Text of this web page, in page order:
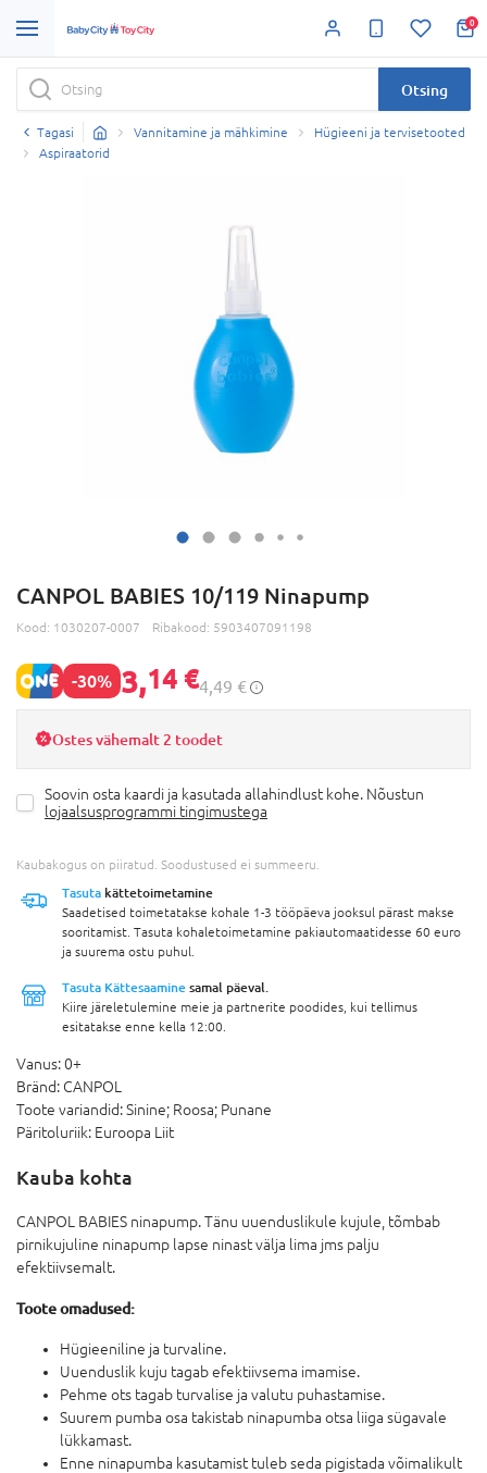
0
Otsing
Tagasi Vannitamine ja mähkimine
Hügieeni ja tervisetooted
Aspiraatorid
CANPOL BABIES 10/119 Ninapump
Kood: 1030207-0007 Ribakood: 5903407091198
-30% 3,14 €4,49 €
Ostes vähemalt 2 toodet
Soovin osta kaardi ja kasutada allahindlust kohe. Nõustun
lojaalsusprogrammi tingimustega
Kaubakogus on piiratud. Soodustused ei summeeru.
Tasuta kättetoimetamine
Saadetised toimetatakse kohale 1-3 tööpäeva jooksul pärast makse
sooritamist. Tasuta kohaletoimetamine pakiautomaatidesse 60 euro
ja suurema ostu puhul.
Tasuta Kättesaamine samal päeval.
Kiire järeletulemine meie ja partnerite poodides, kui tellimus
esitatakse enne kella 12:00.
Vanus:0+
Bränd: CANPOL
Toote variandid:Sinine; Roosa; Punane
Päritoluriik: Euroopa Liit
Kauba kohta
CANPOL BABIES ninapump. Tänu uuenduslikule kujule, tõmbab
pirnikujuline ninapump lapse ninast välja lima jms palju
efektiivsemalt.
Toote omadused:
Hügieeniline ja turvaline.
Uuenduslik kuju tagab efektiivsema imamise.
Pehme ots tagab turvalise ja valutu puhastamise.
Suurem pumba osa takistab ninapumba otsa liiga sügavale
lükkamast.
Enne ninapumba kasutamist tuleb seda pigistada võimalikult